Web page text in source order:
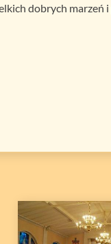
dobrych marzeń i